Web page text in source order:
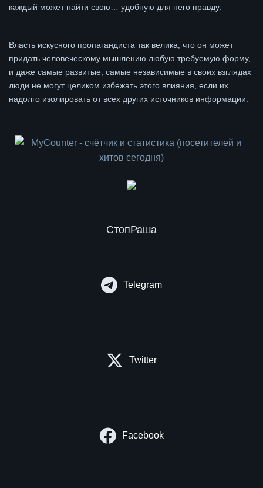
каждый может найти свою… удобную для него правду.
Власть искусного пропагандиста так велика, что он может
придать человеческому мышлению любую требуемую форму,
и даже самые развитые, самые независимые в своих взглядах
люди не могут целиком избежать этого влияния, если их
надолго изолировать от всех других источников информации.
СтопРаша
Telegram
Twitter
Facebook